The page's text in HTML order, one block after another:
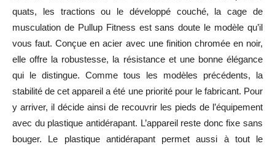
quats, les tractions ou le développé couché, la cage de
musculation de Pullup Fitness est sans doute le modèle qu’il
vous faut. Conçue en acier avec une finition chromée en noir,
elle offre la robustesse, la résistance et une bonne élégance
qui le distingue. Comme tous les modèles précédents, la
stabilité de cet appareil a été une priorité pour le fabricant. Pour
y arriver, il décide ainsi de recouvrir les pieds de l’équipement
avec du plastique antidérapant. L’appareil reste donc fixe sans
bouger. Le plastique antidérapant permet aussi à tout le